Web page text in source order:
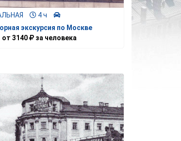
4 ч
экскурсия по Москве
от 3140 за человека